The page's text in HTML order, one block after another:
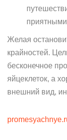
Желая
крайностей.
бесконечное
яйцеклеток, а
внешний вид,